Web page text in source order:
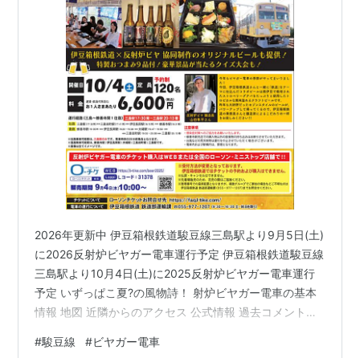
2026年更新中 伊豆箱根鉄道駿豆線三島駅より9月5日(土)
に2026反射炉ビヤガー電車運行予定 伊豆箱根鉄道駿豆線
三島駅より10月4日(土)に2025反射炉ビヤガー電車運行
予定 いずっぱこ夏?の風物詩！ 射炉ビヤガー電車の基本
情報 地図 近隣からのアクセス 公式情報 過去コメント
開催中止について 伊豆箱根鉄道駿豆線三島駅より9月5日
#駿豆線 #ビヤガー電車